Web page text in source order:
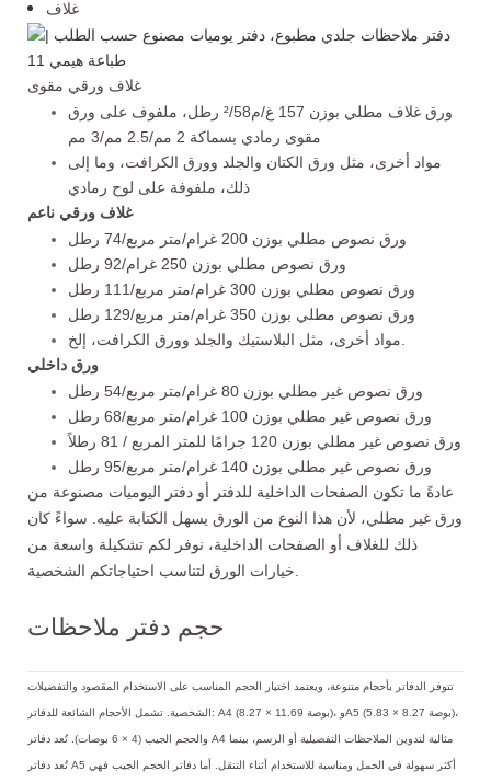
غلاف
غلاف ورقي مقوى
ورق غلاف مطلي بوزن 157 غ/م²/58 رطل، ملفوف على ورق
مقوى رمادي بسماكة 2 مم/2.5 مم/3 مم
مواد أخرى، مثل ورق الكتان والجلد وورق الكرافت، وما إلى
ذلك، ملفوفة على لوح رمادي
غلاف ورقي ناعم
ورق نصوص مطلي بوزن 200 غرام/متر مربع/74 رطل
ورق نصوص مطلي بوزن 250 غرام/92 رطل
ورق نصوص مطلي بوزن 300 غرام/متر مربع/111 رطل
ورق نصوص مطلي بوزن 350 غرام/متر مربع/129 رطل
ورق داخلي
ورق نصوص غير مطلي بوزن 80 غرام/متر مربع/54 رطل
ورق نصوص غير مطلي بوزن 100 غرام/متر مربع/68 رطل
ورق نصوص غير مطلي بوزن 120 جرامًا للمتر المربع / 81 رطلاً
ورق نصوص غير مطلي بوزن 140 غرام/متر مربع/95 رطل
عادةً ما تكون الصفحات الداخلية للدفتر أو دفتر اليوميات مصنوعة من
ورق غير مطلي، لأن هذا النوع من الورق يسهل الكتابة عليه. سواءً كان
ذلك للغلاف أو الصفحات الداخلية، نوفر لكم تشكيلة واسعة من
حجم دفتر ملاحظات
تتوفر الدفاتر بأحجام متنوعة، ويعتمد اختيار الحجم المناسب على الاستخدام المقصود والتفضيلات
الشخصية. تشمل الأحجام الشائعة للدفاتر: A4 (8.27 × 11.69 بوصة)، وA5 (5.83 × 8.27 بوصة)،
والحجم الجيب (4 × 6 بوصات). تُعد دفاتر A4 مثالية لتدوين الملاحظات التفصيلية أو الرسم، بينما
تُعد دفاتر A5 أكثر سهولة في الحمل ومناسبة للاستخدام أثناء التنقل. أما دفاتر الحجم الجيب فهي